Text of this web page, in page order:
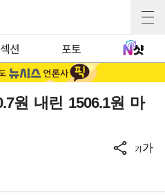
섹션 포토
원 내린 1506.1원 마
가가